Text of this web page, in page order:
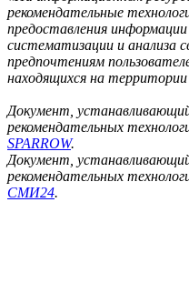
рекомендательные
предоставления информации
систематизации и анализа
предпочтениям
находящихся на
Документ,
рекомендательных
SPARROW.
Документ,
рекомендательных
СМИ24.